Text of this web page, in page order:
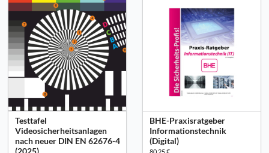
Testtafel
Videosicherheitsanlagen
nach neuer DIN EN 62676-4
BHE-Praxisratgeber
Informationstechnik
(Digital)